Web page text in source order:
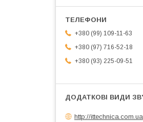
+380 (99) 109-11-63
+380 (97) 716-52-18
+380 (93) 225-09-51
http://ittechnica.com.ua